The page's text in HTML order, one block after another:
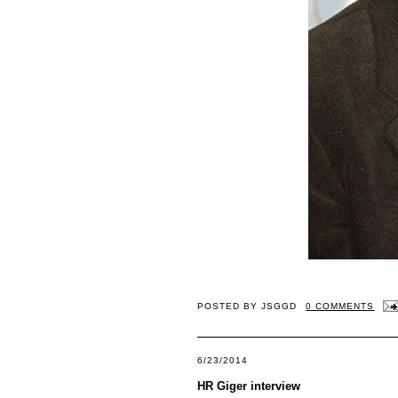
POSTED BYJSGGD 0 COMMENTS
6/23/2014
HR Giger interview